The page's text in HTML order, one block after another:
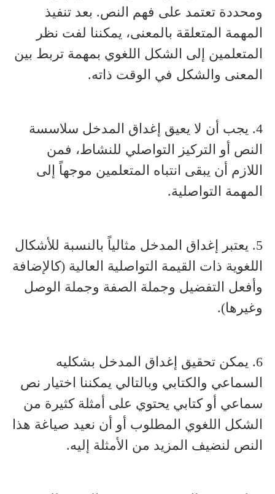
ومحددة تعتمد على فهم النص. بعد تنفيذ
المهمة المتعلقة بالمعنى، يمكننا لفت نظر
المتعلمين إلى الشكل اللغوي بمهمة تربط بين
المعنى والشكل في الوقت ذاته.
4. يجب أن لا يعيق إغداق المدخل سلاسسة
النص أو التركيز التواصلي للنشاط، فمن
اللازم أن يبقى انتباه المتعلمين موجهاً إلى
المهمة التواصلية.
5. يعتبر إغداق المدخل مثالياً بالنسبة للأشكال
اللغوية ذات القيمة التواصلية العالية (كالإضافة
وأفعل التفضيل وجملة الصفة وجملة الوصل
وغيرها).
6. يمكن تحقيق إغداق المدخل بشكليه
السماعي والكتابي وبالتالي يمكننا اختيار نص
سماعي أو كتابي يحتوي على أمثلة كثيرة من
الشكل اللغوي المطلوب أو أن نعيد صياغة هذا
النص لنضيف المزيد من الأمثلة إليه.